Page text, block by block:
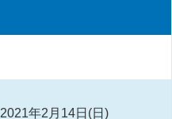
2021年2月14日(日)